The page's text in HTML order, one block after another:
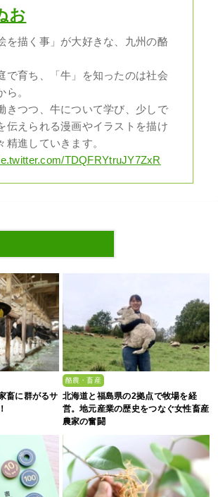
お
を描く事」が大好きな、九州の酪
で育ち、「牛」を知ったのは社会
ら。
きつつ、牛について学び、少しで
伝えられる漫画やイラストを描け
精進していきます。
TDQFRYtruJY7ZxR
畜に群がるサ
酪農・畜産
北海道と福島県の2拠点で牧場を経
営。地元産業の歴史をつなぐ女性畜産
農家の奮闘